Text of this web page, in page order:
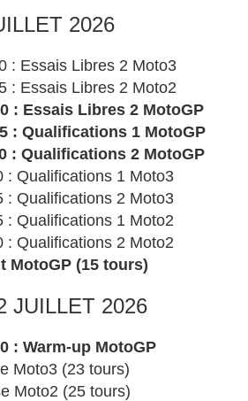
2026
: Essais Libres 2 Moto3
: Essais Libres 2 Moto2
: Essais Libres 2 MotoGP
: Qualifications 1 MotoGP
: Qualifications 2 MotoGP
: Qualifications 1 Moto3
: Qualifications 2 Moto3
: Qualifications 1 Moto2
: Qualifications 2 Moto2
MotoGP (15 tours)
JUILLET 2026
: Warm-up MotoGP
Moto3 (23 tours)
Moto2 (25 tours)